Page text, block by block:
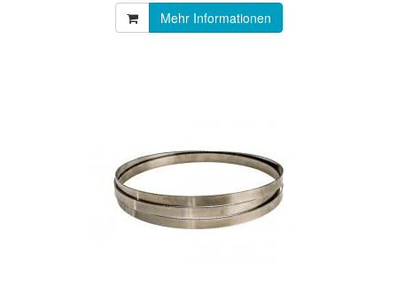
Mehr Informationen